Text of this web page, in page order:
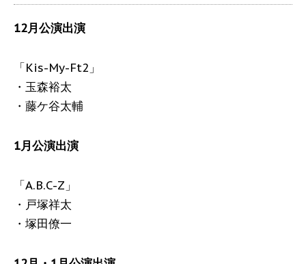
12月公演出演
「Kis-My-Ft2」
・玉森裕太
・藤ケ谷太輔
1月公演出演
「A.B.C-Z」
・戸塚祥太
・塚田僚一